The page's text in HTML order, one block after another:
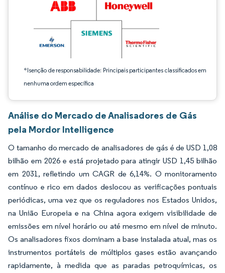
*Isenção de responsabilidade: Principais participantes classificados em
nenhuma ordem específica
Análise do Mercado de Analisadores de Gás
pela Mordor Intelligence
O tamanho do mercado de analisadores de gás é de USD 1,08
bilhão em 2026 e está projetado para atingir USD 1,45 bilhão
em 2031, refletindo um CAGR de 6,14%. O monitoramento
contínuo e rico em dados deslocou as verificações pontuais
periódicas, uma vez que os reguladores nos Estados Unidos,
na União Europeia e na China agora exigem visibilidade de
emissões em nível horário ou até mesmo em nível de minuto.
Os analisadores fixos dominam a base instalada atual, mas os
instrumentos portáteis de múltiplos gases estão avançando
rapidamente, à medida que as paradas petroquímicas, os